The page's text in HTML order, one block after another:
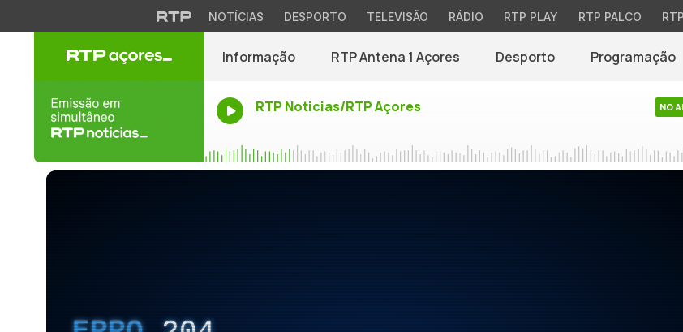
NOTÍCIAS DESPORTO TELEVISÃO RÁDIO RTP PLAY RTP PALCO
Informação RTP Antena 1 Açores Desporto Programação
RTP Noticias/RTP Açores NO